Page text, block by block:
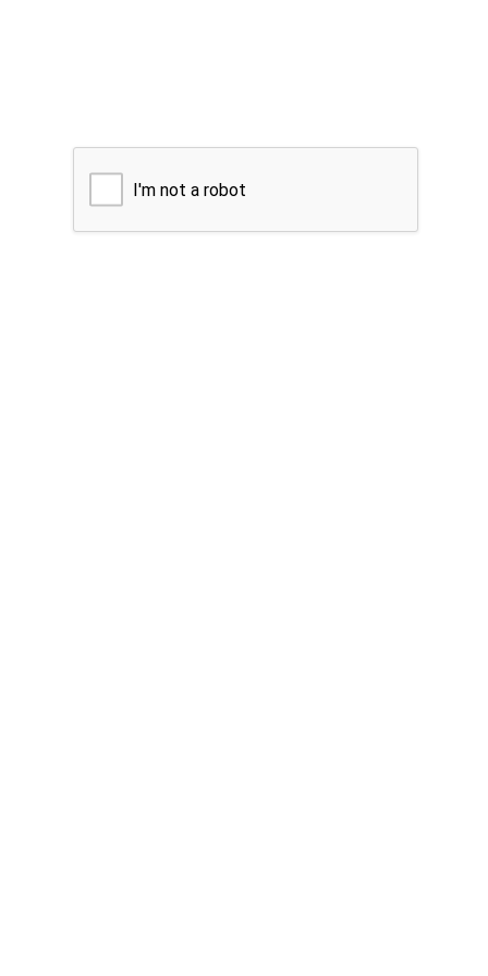
I'm not a robot